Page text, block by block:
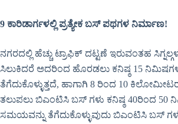
9 ಕಾರಿಡಾರ್ಗಳಲ್ಲಿ ಪ್ರತ್ಯೇಕ ಬಸ್ ಪಥಗಳ ನಿರ್ಮಾಣ!
ನಗರದಲ್ಲಿ ಹೆಚ್ಚು ಟ್ರಾಫಿಕ್ ದಟ್ಟಣೆ ಇರುವಂತಹ
ಸಿಲುಕಿದರೆ ಅದರಿಂದ ಹೊರಡಲು ಕನಿಷ್ಠ 15
ತೆಗೆದುಕೊಳ್ಳುತ್ತದೆ, ಹಾಗಾಗಿ 8 ರಿಂದ 10
ತಲುಪಲು ಬಿಎಂಟಿಸಿ ಬಸ್ ಗಳು ಕನಿಷ್ಠ 40ರಿಂದ 50
ಸಮಯವನ್ನು ತೆಗೆದುಕೊಳ್ಳುವುದು ಬಿಎಂಟಿಸಿ ಬಸ್